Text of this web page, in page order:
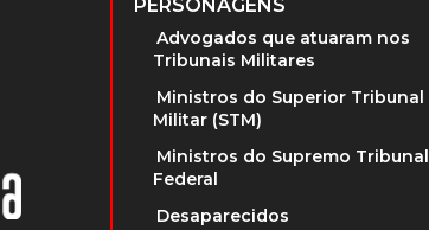
PERSONAGENS
Advogados que atuaram nos
Tribunais Militares
Ministros do Superior Tribunal
Militar (STM)
Ministros do Supremo Tribunal
Federal
Desaparecidos